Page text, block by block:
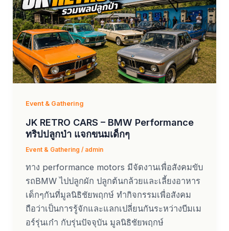
Event & Gathering
JK RETRO CARS – BMW Performance
ทริปปลูกป่า แจกขนมเด็กๆ
Event & Gathering / admin
ทาง performance motors มีจัดงานเพื่อสังคมขับ
รถBMW ไปปลูกผัก ปลูกต้นกล้วยและเลี้ยงอาหาร
เด็กๆกันที่มูลนิธิชัยพฤกษ์ ทำกิจกรรมเพื่อสังคม
ถือว่าเป็นการรู้จักและแลกเปลี่ยนกันระหว่างบีมเม
อร์รุ่นเก๋า กับรุ่นปัจจุบัน มูลนิธิชัยพฤกษ์